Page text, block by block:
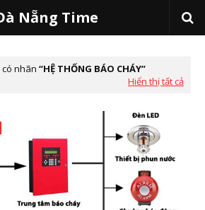
Nẵng Time
có nhãn
HỆ THỐNG BÁO CHÁY
Hiển thị tất cả